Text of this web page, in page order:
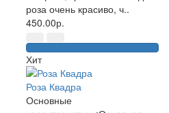
роза очень красиво, ч..
450.00р.
Хит
Роза Квадра
Основные